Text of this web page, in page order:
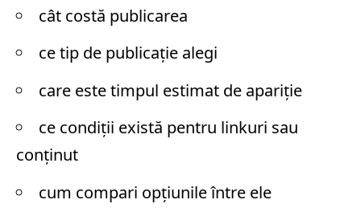
cât costă publicarea
ce tip de publicație alegi
care este timpul estimat de apariție
ce condiții există pentru linkuri sau
conținut
cum compari opțiunile între ele